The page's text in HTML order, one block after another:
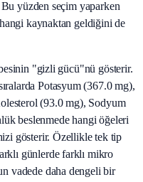
yüzden seçim yaparken
kaynaktan geldiğini de
"gizli gücü"nü gösterir.
Potasyum (367.0 mg),
(93.0 mg), Sodyum
beslenmede hangi öğeleri
gösterir. Özellikle tek tip
günlerde farklı mikro
vadede daha dengeli bir